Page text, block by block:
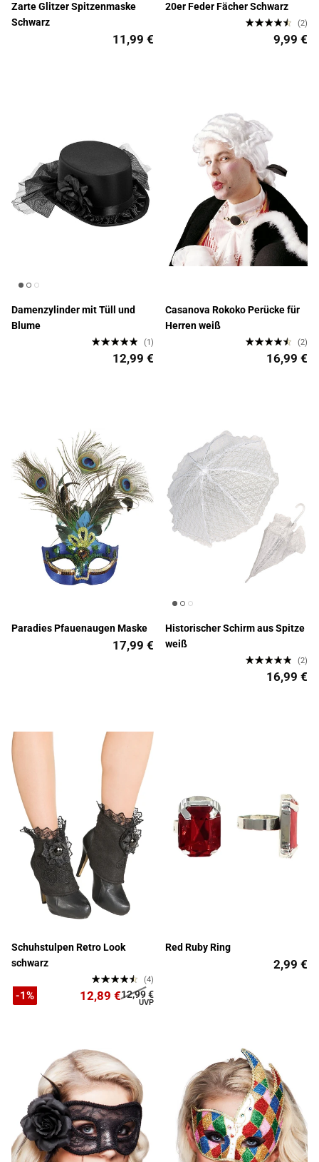
Zarte Glitzer Spitzenmaske
Schwarz
11,99 €
20er Feder Fächer Schwarz
(2)
9,99 €
Damenzylinder mit Tüll und
Blume
(1)
12,99 €
Casanova Rokoko Perücke für
Herren weiß
(2)
16,99 €
Paradies Pfauenaugen Maske
17,99 €
Historischer Schirm aus Spitze
weiß
(2)
16,99 €
Schuhstulpen Retro Look
schwarz
(4)
12,89 €12,99 €
-1%
Red Ruby Ring
2,99 €